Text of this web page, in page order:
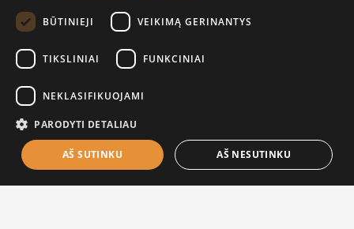
Informacija užsakovui
Apie mus
Pristatymo informacija
Privatumo ir slapukų politika
Sąlygos ir taisyklės
FILTER PRODUCTS
BŪTINIEJI VEIKIMĄ GERINANTYS
TIKSLINIAI FUNKCINIAI
NEKLASIFIKUOJAMI
PARODYTI DETALIAU
AŠ SUTINKU AŠ NESUTINKU